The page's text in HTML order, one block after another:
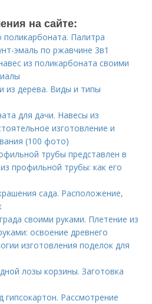
на сайте:
Палитра
эмаль по ржавчине 3в1
из поликарбоната своими
из дерева. Виды и типы
для дачи. Навесы из
изготовление и
(100 фото)
трубы представлен в
профильной трубы: как его
сада. Расположение,
своими руками. Плетение из
освоение древнего
изготовления поделок для
лозы корзины. Заготовка
гипсокартон. Рассмотрение